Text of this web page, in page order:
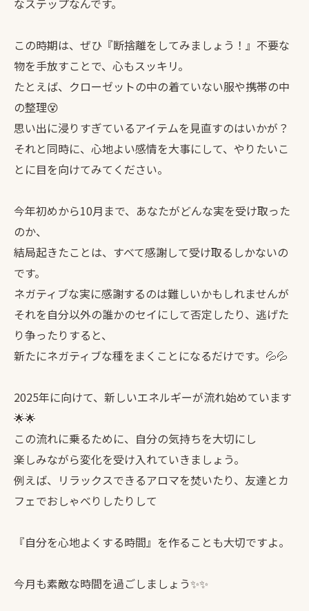
この時期は、ぜひ『断捨離をしてみましょう！』不要な
物を手放すことで、心もスッキリ。
たとえば、クローゼットの中の着ていない服や携帯の中
の整理😵
思い出に浸りすぎているアイテムを見直すのはいかが？
それと同時に、心地よい感情を大事にして、やりたいこ
とに目を向けてみてください。
今年初めから10月まで、あなたがどんな実を受け取った
のか、
結局起きたことは、すべて感謝して受け取るしかないの
です。
ネガティブな実に感謝するのは難しいかもしれませんが
それを自分以外の誰かのセイにして否定したり、逃げた
り争ったりすると、
新たにネガティブな種をまくことになるだけです。💦💦
2025年に向けて、新しいエネルギーが流れ始めています
🌟🌟
この流れに乗るために、自分の気持ちを大切にし
楽しみながら変化を受け入れていきましょう。
例えば、リラックスできるアロマを焚いたり、友達とカ
フェでおしゃべりしたりして
『自分を心地よくする時間』を作ることも大切ですよ。
今月も素敵な時間を過ごしましょう✨✨